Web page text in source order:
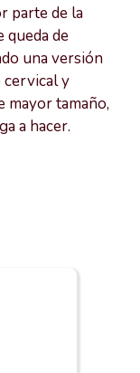
parte de la
queda de
una versión
cervical y
mayor tamaño,
a hacer.